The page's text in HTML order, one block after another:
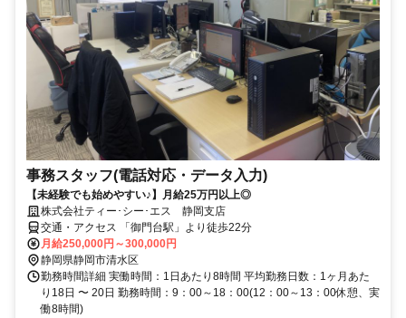
事務スタッフ(電話対応・データ入力)
【未経験でも始めやすい♪】月給25万円以上◎
株式会社ティー･シー･エス 静岡支店
交通・アクセス 「御門台駅」より徒歩22分
月給250,000円～300,000円
静岡県静岡市清水区
勤務時間詳細 実働時間：1日あたり8時間 平均勤務日数：1ヶ月あた
り18日 〜 20日 勤務時間：9：00～18：00(12：00～13：00休憩、実
働8時間)